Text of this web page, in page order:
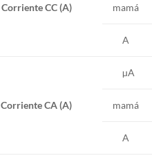
Corriente CC (A)
mamá
A
Corriente CA (A)
µA
mamá
A